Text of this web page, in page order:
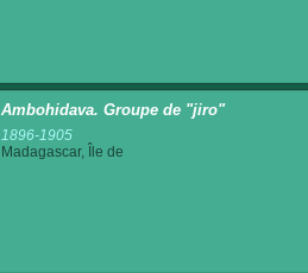
Ambohidava. Groupe de "jiro"
1896-1905
Madagascar, Île de